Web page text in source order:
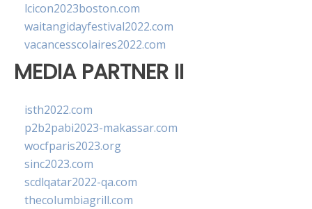
lcicon2023boston.com
waitangidayfestival2022.com
vacancesscolaires2022.com
MEDIA PARTNER II
isth2022.com
p2b2pabi2023-makassar.com
wocfparis2023.org
sinc2023.com
scdlqatar2022-qa.com
thecolumbiagrill.com